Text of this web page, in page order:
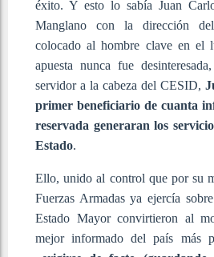
éxito. Y esto lo sabía Juan
Manglano con la dirección
colocado al hombre clave en el
apuesta nunca fue
servidor a la cabeza del CESID,
primer beneficiario de cuanta
reservada generaran los
Estado.
Ello, unido al control que por su
Fuerzas Armadas ya ejercía
Estado Mayor convirtieron al
mejor informado del país más